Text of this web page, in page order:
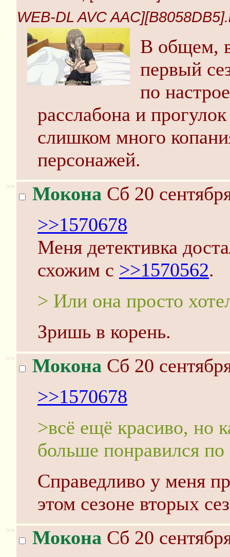
WEB-DL AVC
В общем,
первый
по
расслабона и
слишком много
персонажей.
>> Мокона Сб 20
>>1570678
Меня детективка
схожим с >>1570562.
> Или она просто
Зришь в корень.
>> Мокона Сб 20
>>1570678
>всё ещё красиво, но
больше понравился
Cправедливо у меня
этом сезоне вторых
>> Мокона Сб 20